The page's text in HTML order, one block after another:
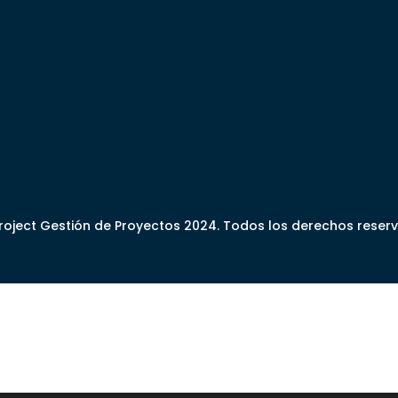
Gestión de Proyectos 2024. Todos los derechos